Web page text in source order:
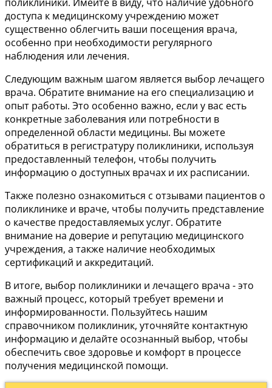
доступа к медицинскому учреждению может
существенно облегчить ваши посещения врача,
особенно при необходимости регулярного
наблюдения или лечения.
Следующим важным шагом является выбор лечащего
врача. Обратите внимание на его специализацию и
опыт работы. Это особенно важно, если у вас есть
конкретные заболевания или потребности в
определенной области медицины. Вы можете
обратиться в регистратуру поликлиники, используя
предоставленный телефон, чтобы получить
информацию о доступных врачах и их расписании.
Также полезно ознакомиться с отзывами пациентов о
поликлинике и враче, чтобы получить представление
о качестве предоставляемых услуг. Обратите
внимание на доверие и репутацию медицинского
учреждения, а также наличие необходимых
сертификаций и аккредитаций.
В итоге, выбор поликлиники и лечащего врача - это
важный процесс, который требует времени и
информированности. Пользуйтесь нашим
справочником поликлиник, уточняйте контактную
информацию и делайте осознанный выбор, чтобы
обеспечить свое здоровье и комфорт в процессе
получения медицинской помощи.